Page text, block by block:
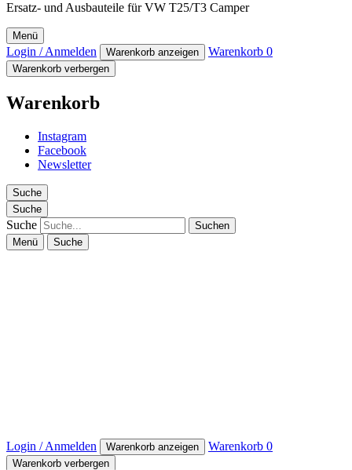
Ersatz- und Ausbauteile für VW T25/T3 Camper
Menü
Login / Anmelden Warenkorb anzeigen Warenkorb 0
Warenkorb verbergen
Warenkorb
Instagram
Facebook
Newsletter
Suche
Suche
Suche
Menü Suche
Login / Anmelden Warenkorb anzeigen Warenkorb 0
Warenkorb verbergen